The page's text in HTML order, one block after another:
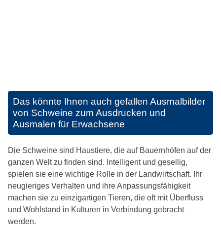
Das könnte Ihnen auch gefallen Ausmalbilder
von Schweine zum Ausdrucken und
Ausmalen für Erwachsene
Die Schweine sind Haustiere, die auf Bauernhöfen auf der
ganzen Welt zu finden sind. Intelligent und gesellig,
spielen sie eine wichtige Rolle in der Landwirtschaft. Ihr
neugieriges Verhalten und ihre Anpassungsfähigkeit
machen sie zu einzigartigen Tieren, die oft mit Überfluss
und Wohlstand in Kulturen in Verbindung gebracht
werden.